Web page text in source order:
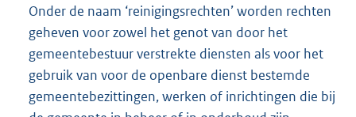
Onder de naam ‘reinigingsrechten’ worden rechten
geheven voor zowel het genot van door het
gemeentebestuur verstrekte diensten als voor het
gebruik van voor de openbare dienst bestemde
gemeentebezittingen, werken of inrichtingen die bij